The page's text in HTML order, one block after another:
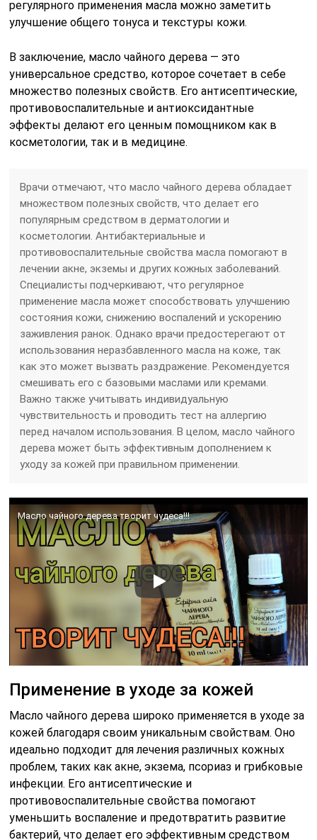
регулярного применения масла можно заметить
улучшение общего тонуса и текстуры кожи.
В заключение, масло чайного дерева — это
универсальное средство, которое сочетает в себе
множество полезных свойств. Его антисептические,
противовоспалительные и антиоксидантные
эффекты делают его ценным помощником как в
косметологии, так и в медицине.
Врачи отмечают, что масло чайного дерева обладает
множеством полезных свойств, что делает его
популярным средством в дерматологии и
косметологии. Антибактериальные и
противовоспалительные свойства масла помогают в
лечении акне, экземы и других кожных заболеваний.
Специалисты подчеркивают, что регулярное
применение масла может способствовать улучшению
состояния кожи, снижению воспалений и ускорению
заживления ранок. Однако врачи предостерегают от
использования неразбавленного масла на коже, так
как это может вызвать раздражение. Рекомендуется
смешивать его с базовыми маслами или кремами.
Важно также учитывать индивидуальную
чувствительность и проводить тест на аллергию
перед началом использования. В целом, масло чайного
дерева может быть эффективным дополнением к
уходу за кожей при правильном применении.
Масло чайного дерева творит чудеса!!!
Применение в уходе за кожей
Масло чайного дерева широко применяется в уходе за
кожей благодаря своим уникальным свойствам. Оно
идеально подходит для лечения различных кожных
проблем, таких как акне, экзема, псориаз и грибковые
инфекции. Его антисептические и
противовоспалительные свойства помогают
уменьшить воспаление и предотвратить развитие
бактерий, что делает его эффективным средством